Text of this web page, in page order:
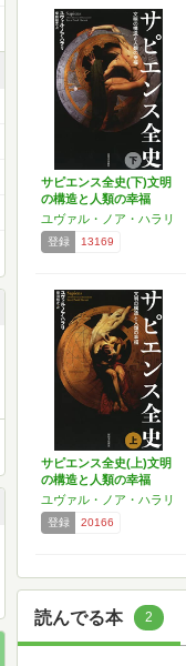
サピエンス全史(下)文明
の構造と人類の幸福
ユヴァル・ノア・ハラリ
登録 13169
サピエンス全史(上)文明
の構造と人類の幸福
ユヴァル・ノア・ハラリ
登録 20166
読んでる本 2